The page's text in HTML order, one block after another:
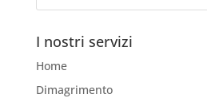
I nostri servizi
Home
Dimagrimento